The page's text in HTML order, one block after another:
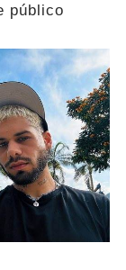
público